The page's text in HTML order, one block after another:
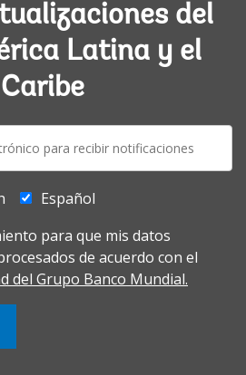
del
Latina y el
Caribe
Español
para que mis datos
de acuerdo con el
del Grupo Banco Mundial.